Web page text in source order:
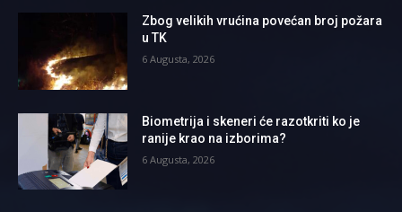
Zbog velikih vrućina povećan broj požara
u TK
6 Augusta, 2026
Biometrija i skeneri će razotkriti ko je
ranije krao na izborima?
6 Augusta, 2026